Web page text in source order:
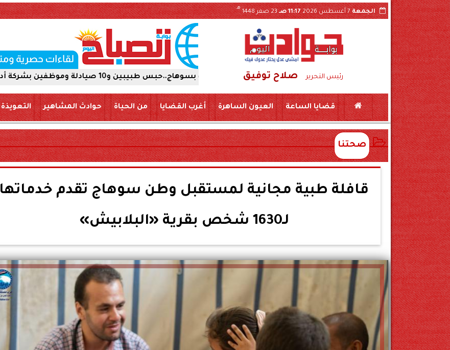
الجمعة7 أغسطس 2026 11:17 صـ 23 صفر 1448
هـ
رئيس التحرير صلاح توفيق
سقوط شبكة تصنيع مواد مخدرة بسوهاج..حبس طبيبين و10 صيادلة وموظفين بشركة أدوية 15 يومًا على ذمة التحقيقات
قضايا الساعة العيون الساهرة أغرب القضايا من الحياة حوادث المشاهير التعويذة
صحتنا
قافلة طبية مجانية لمستقبل وطن سوهاج تقدم خدماتها
لـ1630 شخص بقرية «البلابيش»